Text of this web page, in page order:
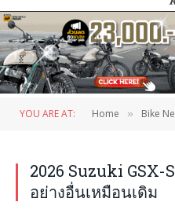
YOU ARE AT: Home » Bike
2026 Suzuki GSX-
อย่างอื่นเหมือนเดิม